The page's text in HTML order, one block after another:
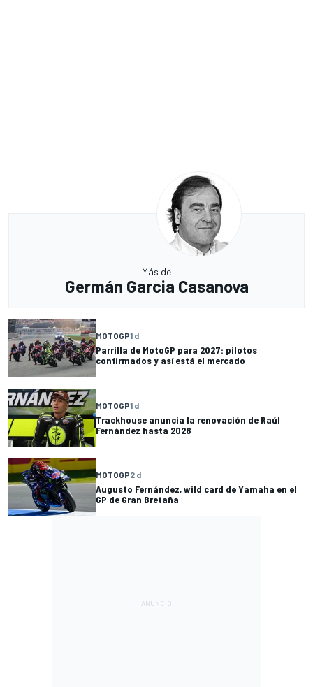
Más de
Germán Garcia Casanova
MOTOGP1 d
Parrilla de MotoGP para 2027: pilotos
confirmados y así está el mercado
MOTOGP1 d
Trackhouse anuncia la renovación de Raúl
Fernández hasta 2028
MOTOGP2 d
Augusto Fernández, wild card de Yamaha en el
GP de Gran Bretaña